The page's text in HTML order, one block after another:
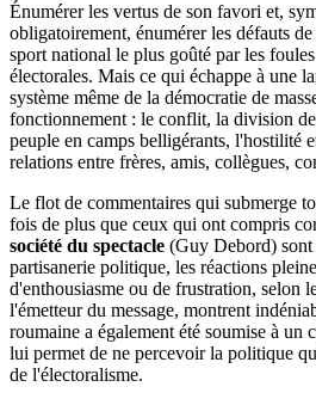
Énumérer les vertus de son favori et,
obligatoirement, énumérer les défauts
sport national le plus goûté par les
électorales. Mais ce qui échappe à une
système même de la démocratie de
fonctionnement : le conflit, la division
peuple en camps belligérants, l'hostilité
relations entre frères, amis, collègues,
Le flot de commentaires qui submerge
fois de plus que ceux qui ont compris
société du spectacle (Guy Debord)
partisanerie politique, les réactions
d'enthousiasme ou de frustration, selon
l'émetteur du message, montrent
roumaine a également été soumise à un
lui permet de ne percevoir la politique
de l'électoralisme.